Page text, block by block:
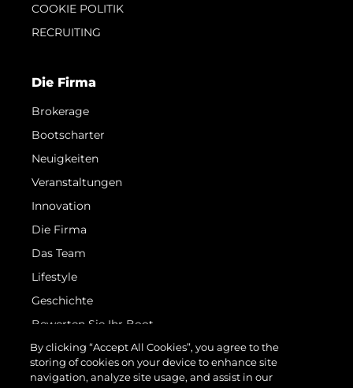
COOKIE POLITIK
RECRUITING
Die Firma
Brokerage
Bootscharter
Neuigkeiten
Veranstaltungen
Innovation
Die Firma
Das Team
Lifestyle
Geschichte
Bewerten Sie Ihr Boot
By clicking “Accept All Cookies”, you agree to the
storing of cookies on your device to enhance site
navigation, analyze site usage, and assist in our